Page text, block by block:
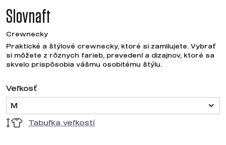
Slovnaft
Crewnecky
Praktické a štýlové crewnecky, ktoré si zamilujete. Vybrať
si môžete z rôznych farieb, prevedení a dizajnov, ktoré sa
skvelo prispôsobia vášmu osobitému štýlu.
Veľkosť
M
Tabuľka veľkostí